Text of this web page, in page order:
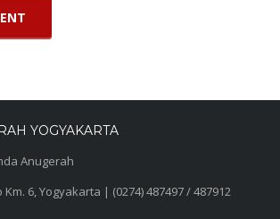
YOGYAKARTA
Anugerah
Km. 6, Yogyakarta | (0274) 487497 / 487912